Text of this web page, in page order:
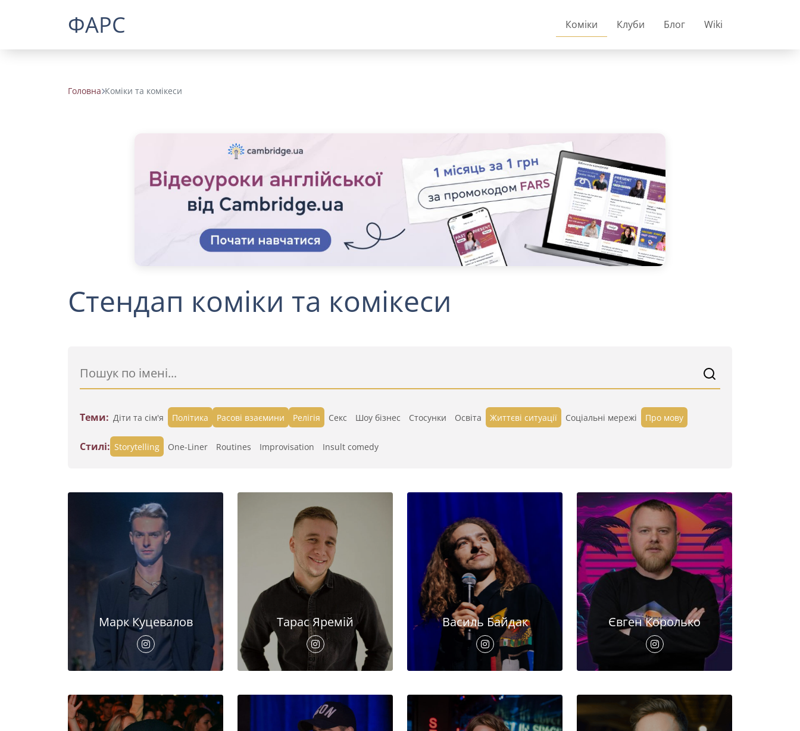
ФАРС Коміки Клуби Блог Wiki
Головна Коміки та комікеси
Стендап коміки та комікеси
Теми: Діти та сім'я Політика Расові взаємини Релігія Секс Шоу бізнес Стосунки Освіта Життєві ситуації Cоціальні мережі Про мову
Стилі: Storytelling One-Liner Routines Improvisation Insult comedy
Марк Куцевалов Тарас Яремій Василь Байдак Євген Королько